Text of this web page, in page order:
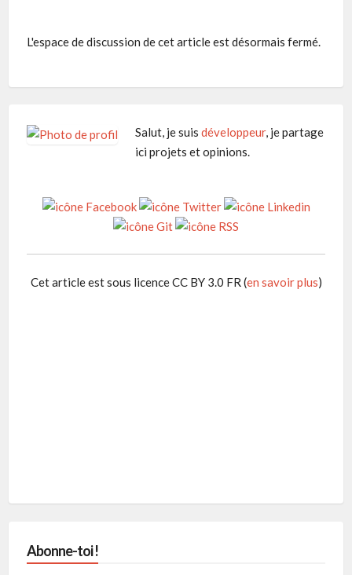
L'espace de discussion de cet article est désormais fermé.
Salut, je suisdéveloppeur, je partage
ici projets et opinions.
Cet article est sous licence CC BY 3.0 FR (en savoir plus)
Abonne-toi !